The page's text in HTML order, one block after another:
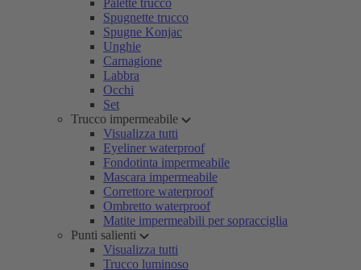
Palette trucco
Spugnette trucco
Spugne Konjac
Unghie
Carnagione
Labbra
Occhi
Set
Trucco impermeabile
Visualizza tutti
Eyeliner waterproof
Fondotinta impermeabile
Mascara impermeabile
Correttore waterproof
Ombretto waterproof
Matite impermeabili per sopracciglia
Punti salienti
Visualizza tutti
Trucco luminoso